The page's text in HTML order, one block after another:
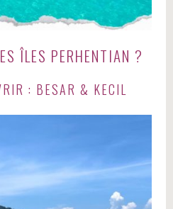
ÎLES PERHENTIAN ?
: BESAR & KECIL